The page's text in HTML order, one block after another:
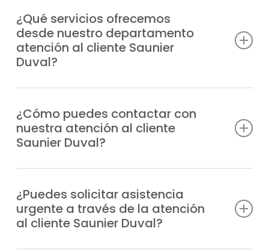
¿Qué servicios ofrecemos
desde nuestro departamento
atención al cliente Saunier
Duval?
solicitudes de reparación, información
sobre garantías y todo lo relacionado con
tus equipos Saunier Duval.
¿Cómo puedes contactar con
nuestra atención al cliente
Saunier Duval?
o escribirnos un WhatsApp; siempre
tendrás respuesta rápida y personalizada.
¿Puedes solicitar asistencia
urgente a través de la atención
al cliente Saunier Duval?